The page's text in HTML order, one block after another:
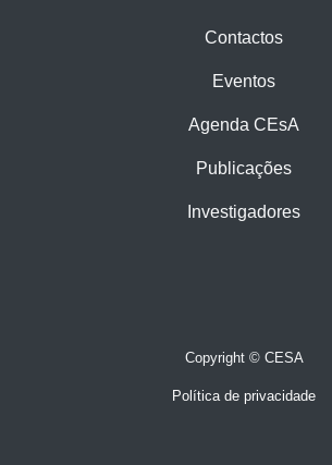
Contactos
Eventos
Agenda CEsA
Publicações
Investigadores
Copyright © CESA
Política de privacidade